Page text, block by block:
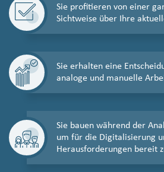
Sie profitieren von einer
Sichtweise über Ihre
Sie erhalten eine
analoge und manuelle
Sie bauen während der
um für die Digitalisierung
Herausforderungen bereit